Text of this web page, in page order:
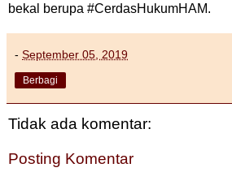
bekal berupa #CerdasHukumHAM.
- September 05, 2019
Berbagi
Tidak ada komentar:
Posting Komentar